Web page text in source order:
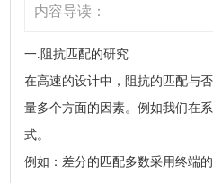
内容导读：
一.阻抗匹配的研究
在高速的设计中，阻抗的匹配与
量多个方面的因素。例如我们在
式。
例如：差分的匹配多数采用终端